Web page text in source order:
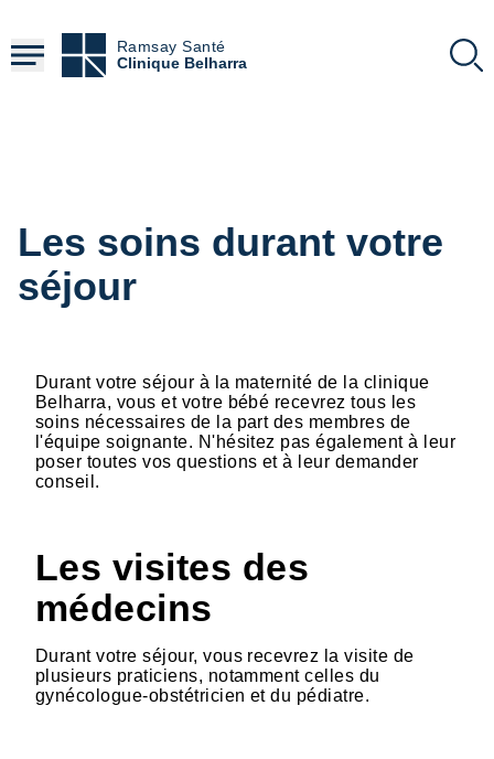
contenu
principal
Ramsay Santé
Clinique Belharra
Les soins durant votre
séjour
Durant votre séjour à la maternité de la clinique
Belharra, vous et votre bébé recevrez tous les
soins nécessaires de la part des membres de
l'équipe soignante. N'hésitez pas également à leur
poser toutes vos questions et à leur demander
conseil.
Les visites des
médecins
Durant votre séjour, vous recevrez la visite de
plusieurs praticiens, notamment celles du
gynécologue-obstétricien et du pédiatre.